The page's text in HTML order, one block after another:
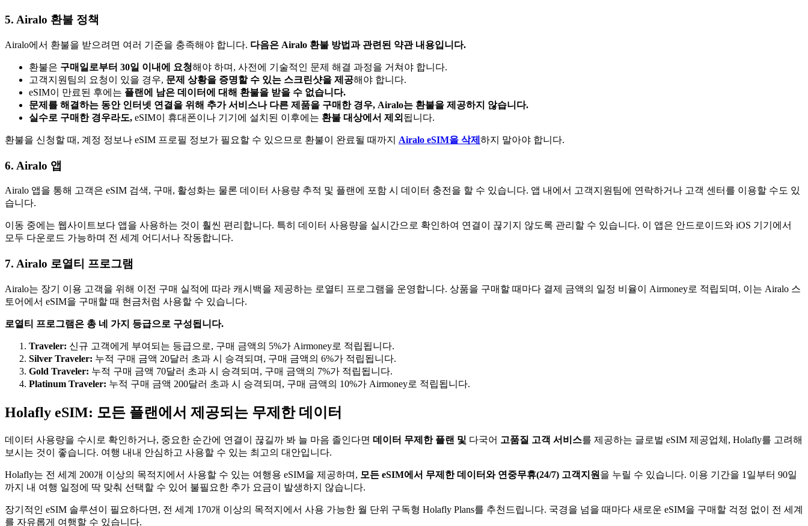
5. Airalo 환불 정책
Airalo에서 환불을 받으려면 여러 기준을 충족해야 합니다. 다음은 Airalo 환불 방법과 관련된 약관 내용입니다.
환불은 구매일로부터 30일 이내에 요청해야 하며, 사전에 기술적인 문제 해결 과정을 거쳐야 합니다.
고객지원팀의 요청이 있을 경우, 문제 상황을 증명할 수 있는 스크린샷을 제공해야 합니다.
eSIM이 만료된 후에는 플랜에 남은 데이터에 대해 환불을 받을 수 없습니다.
문제를 해결하는 동안 인터넷 연결을 위해 추가 서비스나 다른 제품을 구매한 경우, Airalo는 환불을 제공하지 않습니다.
실수로 구매한 경우라도, eSIM이 휴대폰이나 기기에 설치된 이후에는 환불 대상에서 제외 됩니다.
환불을 신청할 때, 계정 정보나 eSIM 프로필 정보가 필요할 수 있으므로 환불이 완료될 때까지 Airalo eSIM을 삭제 하지 말아야 합니다.
6. Airalo 앱
Airalo 앱을 통해 고객은 eSIM 검색, 구매, 활성화는 물론 데이터 사용량 추적 및 플랜에 포함 시 데이터 충전을 할 수 있습니다. 앱 내에서 고객지원팀에 연락하거나 고객 센터를 이용할 수도 있
습니다.
이동 중에는 웹사이트보다 앱을 사용하는 것이 훨씬 편리합니다. 특히 데이터 사용량을 실시간으로 확인하여 연결이 끊기지 않도록 관리할 수 있습니다. 이 앱은 안드로이드와 iOS 기기에서
모두 다운로드 가능하며 전 세계 어디서나 작동합니다.
7. Airalo 로열티 프로그램
Airalo는 장기 이용 고객을 위해 이전 구매 실적에 따라 캐시백을 제공하는 로열티 프로그램을 운영합니다. 상품을 구매할 때마다 결제 금액의 일정 비율이 Airmoney로 적립되며, 이는 Airalo 스
토어에서 eSIM을 구매할 때 현금처럼 사용할 수 있습니다.
로열티 프로그램은 총 네 가지 등급으로 구성됩니다.
Traveler: 신규 고객에게 부여되는 등급으로, 구매 금액의 5%가 Airmoney로 적립됩니다.
Silver Traveler: 누적 구매 금액 20달러 초과 시 승격되며, 구매 금액의 6%가 적립됩니다.
Gold Traveler: 누적 구매 금액 70달러 초과 시 승격되며, 구매 금액의 7%가 적립됩니다.
Platinum Traveler: 누적 구매 금액 200달러 초과 시 승격되며, 구매 금액의 10%가 Airmoney로 적립됩니다.
Holafly eSIM: 모든 플랜에서 제공되는 무제한 데이터
데이터 사용량을 수시로 확인하거나, 중요한 순간에 연결이 끊길까 봐 늘 마음 졸인다면 데이터 무제한 플랜 및 다국어 고품질 고객 서비스를 제공하는 글로벌 eSIM 제공업체, Holafly를 고려해
보시는 것이 좋습니다. 여행 내내 안심하고 사용할 수 있는 최고의 대안입니다.
Holafly는 전 세계 200개 이상의 목적지에서 사용할 수 있는 여행용 eSIM을 제공하며, 모든 eSIM에서 무제한 데이터와 연중무휴(24/7) 고객지원 을 누릴 수 있습니다. 이용 기간을 1일부터 90일
까지 내 여행 일정에 딱 맞춰 선택할 수 있어 불필요한 추가 요금이 발생하지 않습니다.
장기적인 eSIM 솔루션이 필요하다면, 전 세계 170개 이상의 목적지에서 사용 가능한 월 단위 구독형 Holafly Plans를 추천드립니다. 국경을 넘을 때마다 새로운 eSIM을 구매할 걱정 없이 전 세계
를 자유롭게 여행할 수 있습니다.